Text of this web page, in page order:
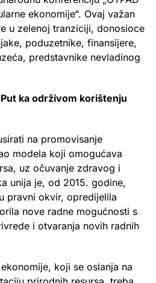
ekonomije“. Ovaj važan
u zelenoj tranziciji, donosioce
poduzetnike, finansijere,
predstavnike nevladinog
ka održivom korištenju
na promovisanje
modela koji omogućava
uz očuvanje zdravog i
unija je, od 2015. godine,
pravni okvir, opredijelila
nove radne mogućnosti s
i otvaranja novih radnih
koji se oslanja na